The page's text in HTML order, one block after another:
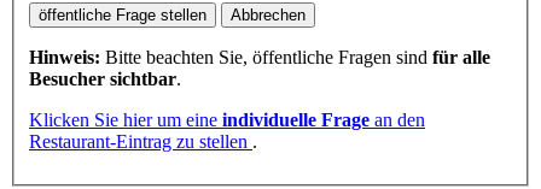
öffentliche Frage stellen Abbrechen
Hinweis: Bitte beachten Sie, öffentliche Fragen sind für alle
Besucher sichtbar.
Klicken Sie hier um eine individuelle Frage an den
Restaurant-Eintrag zu stellen .